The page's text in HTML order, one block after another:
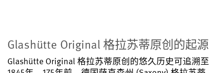
Glashütte Original 格拉苏蒂原创的起源
Glashütte Original 格拉苏蒂原创的悠久历史可追溯至